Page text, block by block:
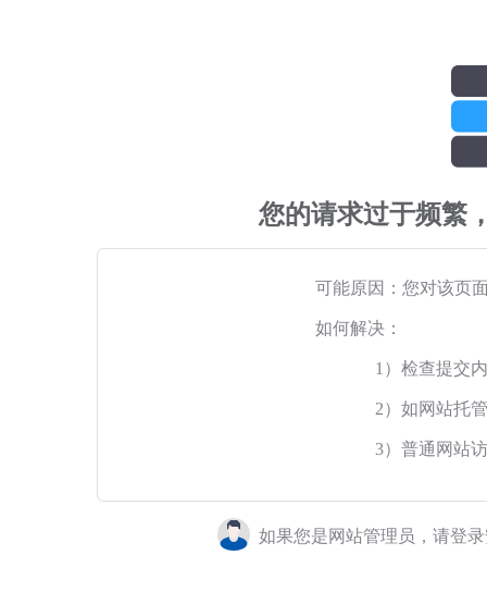
您的请求过于频繁
可能原因：您对该页
如何解决：
1）检查提交
2）如网站托
3）普通网站
如果您是网站管理员，请登